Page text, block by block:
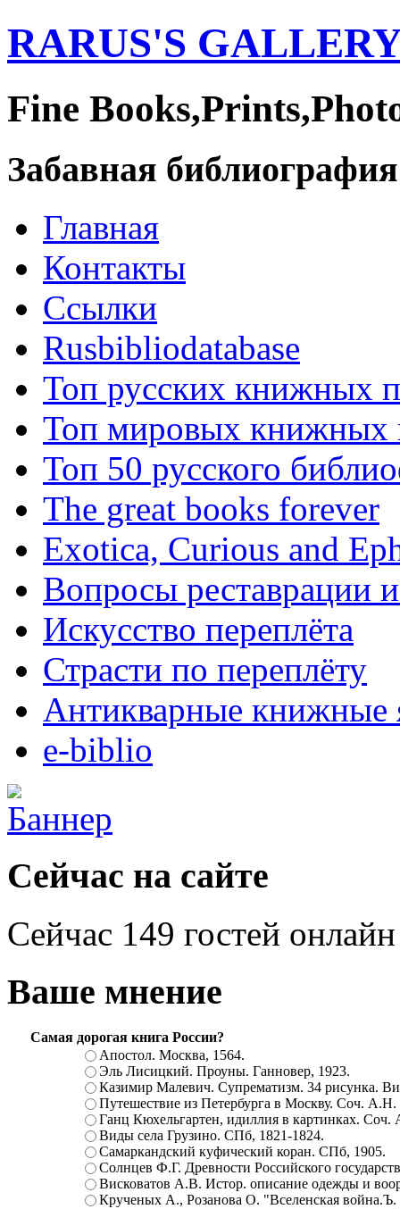
RARUS'S
Fine
Забавная библиография
Главная
Контакты
Ссылки
Rusbibliodatabase
Топ русских книжных
Топ мировых книжных
Топ 50 русского
The great books forever
Exotica, Curious and
Вопросы реставрации
Искусство переплёта
Страсти по переплёту
Антикварные книжные
e-biblio
Сейчас на сайте
Сейчас 149 гостей онлайн
Ваше мнение
Самая дорогая книга России?
Апостол. Москва, 1564.
Эль Лисицкий. Проуны. Ганновер, 1923.
Казимир Малевич. Супрематизм. 34 рисунка.
Путешествие из Петербурга в Москву. Соч.
Ганц Кюхельгартен, идиллия в картинках.
Виды села Грузино. СПб, 1821-1824.
Самаркандский куфический коран. СПб, 1905.
Солнцев Ф.Г. Древности Российского
Висковатов А.В. Истор. описание одежды и
Крученых А., Розанова О. "Вселенская